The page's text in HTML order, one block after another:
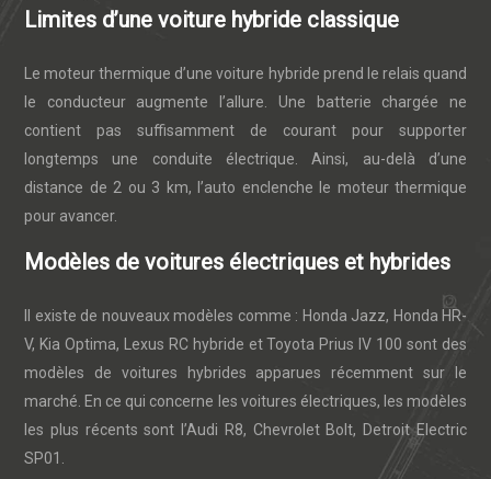
Limites d’une voiture hybride classique
Le moteur thermique d’une voiture hybride prend le relais quand
le conducteur augmente l’allure. Une batterie chargée ne
contient pas suffisamment de courant pour supporter
longtemps une conduite électrique. Ainsi, au-delà d’une
distance de 2 ou 3 km, l’auto enclenche le moteur thermique
pour avancer.
Modèles de voitures électriques et hybrides
Il existe de nouveaux modèles comme : Honda Jazz, Honda HR-
V, Kia Optima, Lexus RC hybride et Toyota Prius IV 100 sont des
modèles de voitures hybrides apparues récemment sur le
marché. En ce qui concerne les voitures électriques, les modèles
les plus récents sont l’Audi R8, Chevrolet Bolt, Detroit Electric
SP01.